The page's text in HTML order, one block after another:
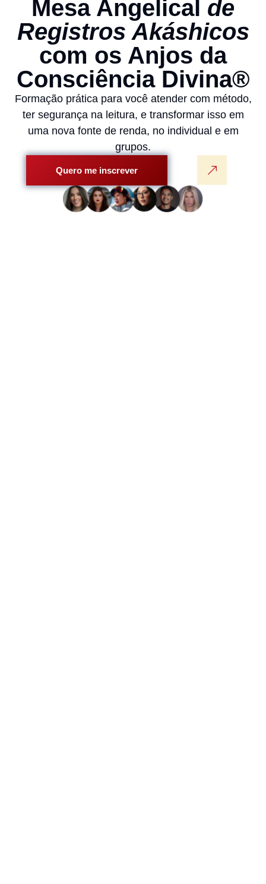
Mesa Angelical de
Registros Akáshicos
com os Anjos da
Consciência Divina®
Formação prática para você atender com método,
ter segurança na leitura, e transformar isso em
uma nova fonte de renda, no individual e em
grupos.
Quero me inscrever